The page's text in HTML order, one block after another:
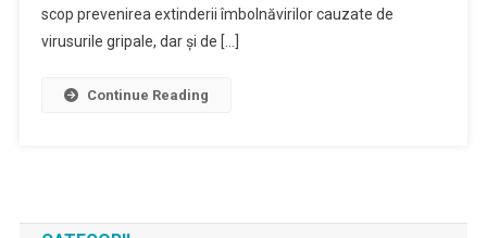
scop prevenirea extinderii îmbolnăvirilor cauzate de
virusurile gripale, dar şi de […]
Continue Reading